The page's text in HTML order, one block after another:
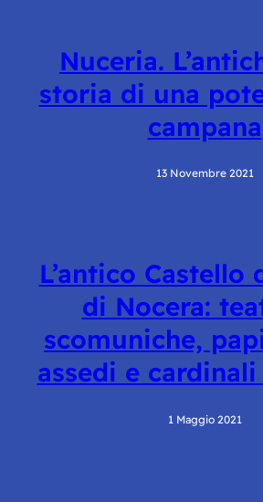
Nuceria.
storia di una
campana
13 Novembre 2021
L’antico Castello
di Nocera:
scomuniche,
assedi e
1 Maggio 2021